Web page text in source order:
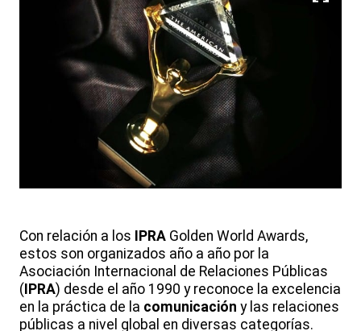
Con relación a los IPRA Golden World Awards,
estos son organizados año a año por la
Asociación Internacional de Relaciones Públicas
( IPRA) desde el año 1990 y reconoce la excelencia
en la práctica de la comunicación y las relaciones
públicas a nivel global en diversas categorías.